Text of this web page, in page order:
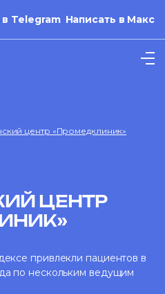
Telegram Написать в Макс
центр «Промедклиник»
ЦЕНТР
привлекли пациентов в
по нескольким ведущим